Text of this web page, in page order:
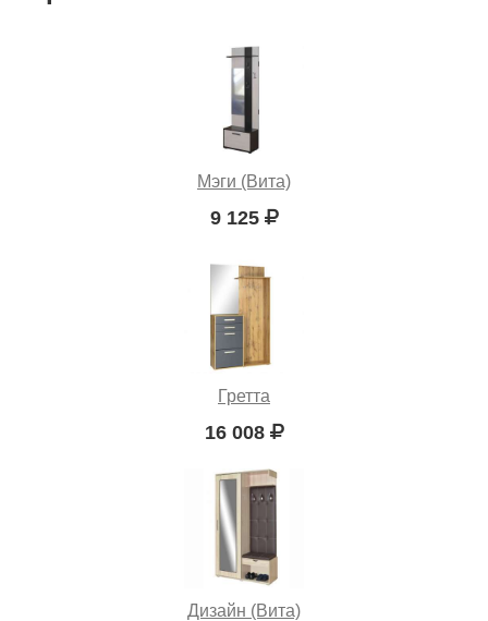
Мэги (Вита)
9 125
Гретта
16 008
Дизайн (Вита)